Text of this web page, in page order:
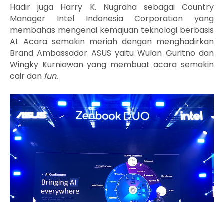
Hadir juga Harry K. Nugraha sebagai Country
Manager Intel Indonesia Corporation yang
membahas mengenai kemajuan teknologi berbasis
AI. Acara semakin meriah dengan menghadirkan
Brand Ambassador ASUS yaitu Wulan Guritno dan
Wingky Kurniawan yang membuat acara semakin
cair dan fun.